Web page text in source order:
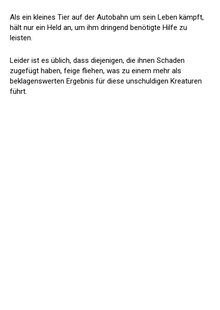
Als ein kleines Tier auf der Autobahn um sein Leben kämpft,
hält nur ein Held an, um ihm dringend benötigte Hilfe zu
leisten.
Leider ist es üblich, dass diejenigen, die ihnen Schaden
zugefügt haben, feige fliehen, was zu einem mehr als
beklagenswerten Ergebnis für diese unschuldigen Kreaturen
führt.